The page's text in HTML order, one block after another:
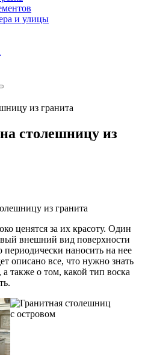
и улицы
столешницу из
из гранита
ценятся за их красоту. Один
внешний вид поверхности
наносить на нее
описано все, что нужно знать
также о том, какой тип воска